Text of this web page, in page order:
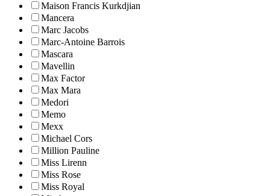
Maison Francis Kurkdjian
Mancera
Marc Jacobs
Marc-Antoine Barrois
Mascara
Mavellin
Max Factor
Max Mara
Medori
Memo
Mexx
Michael Cors
Million Pauline
Miss Lirenn
Miss Rose
Miss Royal